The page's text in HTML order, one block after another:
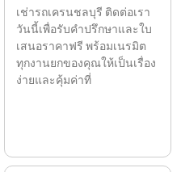
เช่ารถเครนชลบุรี ติดต่อเรา
วันนี้เพื่อรับคำปรึกษาและใบ
เสนอราคาฟรี พร้อมเนรมิต
ทุกงานยกของคุณให้เป็นเรื่อง
ง่ายและคุ้มค่าที่